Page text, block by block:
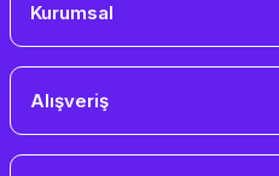
Kurumsal
Alışveriş